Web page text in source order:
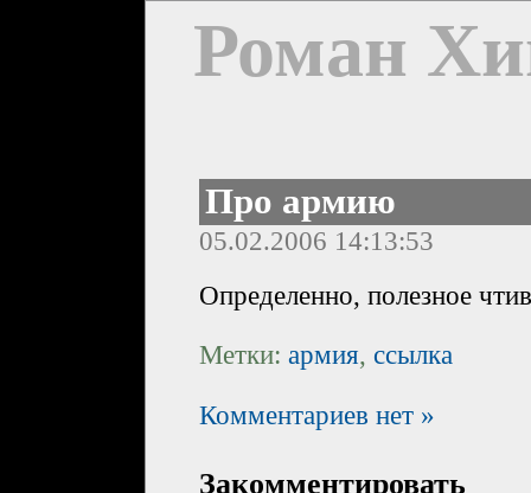
Роман
Про армию
05.02.2006 14:13:53
Определенно, полезное
Метки: армия, ссылка
Комментариев нет »
Закомментировать